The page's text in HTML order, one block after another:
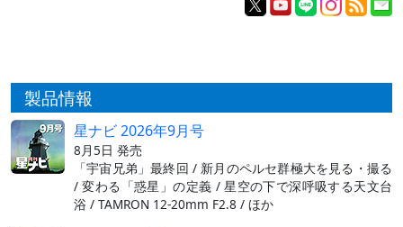
製品情報
星ナビ 2026年9月号
8月5日 発売
「宇宙兄弟」最終回 / 新月のペルセ群極大を見る・撮る
/ 変わる「惑星」の定義 / 星空の下で深呼吸する天文台
浴 / TAMRON 12-20mm F2.8 / ほか